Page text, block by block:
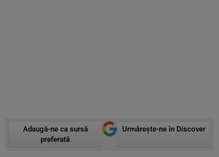
Adaugă-ne ca sursă
preferată
Urmărește-ne în Discover